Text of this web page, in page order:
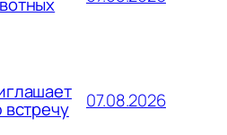
07.08.2026